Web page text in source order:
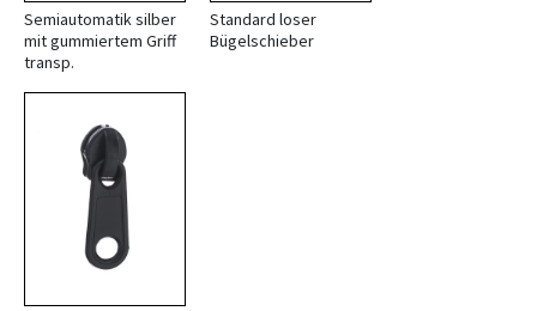
Semiautomatik silber
mit gummiertem Griff
transp.
Standard loser
Bügelschieber